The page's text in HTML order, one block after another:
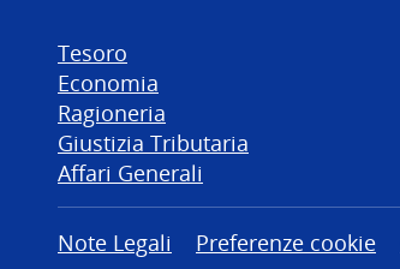
Tesoro
Economia
Ragioneria
Giustizia Tributaria
Affari Generali
Altre informazioni
Note Legali Preferenze cookie